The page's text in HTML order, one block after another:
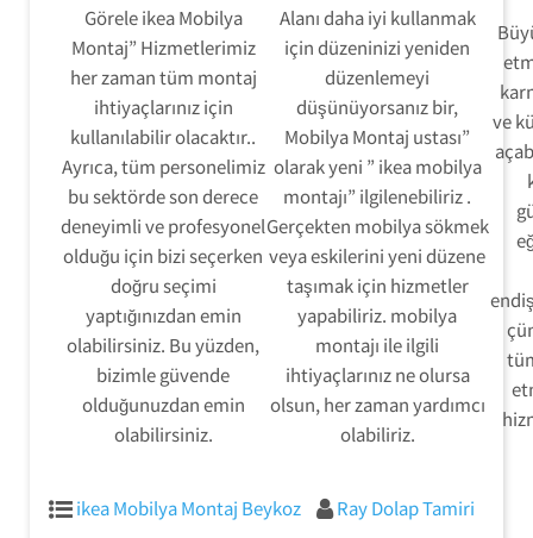
Görele ikea Mobilya
Montaj” Hizmetlerimiz
her zaman tüm montaj
ihtiyaçlarınız için
kullanılabilir olacaktır..
Ayrıca, tüm personelimiz
bu sektörde son derece
deneyimli ve profesyonel
olduğu için bizi seçerken
doğru seçimi
yaptığınızdan emin
olabilirsiniz. Bu yüzden,
bizimle güvende
olduğunuzdan emin
olabilirsiniz.
Alanı daha iyi kullanmak
için düzeninizi yeniden
düzenlemeyi
düşünüyorsanız bir,
Mobilya Montaj ustası”
olarak yeni ” ikea mobilya
montajı” ilgilenebiliriz .
Gerçekten mobilya sökmek
veya eskilerini yeni düzene
taşımak için hizmetler
yapabiliriz. mobilya
montajı ile ilgili
ihtiyaçlarınız ne olursa
olsun, her zaman yardımcı
olabiliriz.
ve
ikea Mobilya Montaj Beykoz Ray Dolap Tamiri